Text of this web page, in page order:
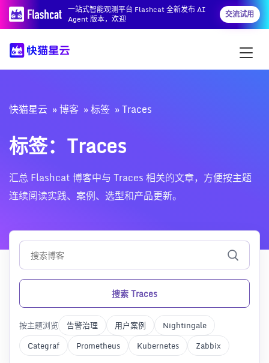
一站式智能观测平台 Flashcat 全新发布 AI
Agent 版本，欢迎
交流试用
快猫星云 博客 标签 Traces
标签：Traces
汇总 Flashcat 博客中与 Traces 相关的文章，方便按主题
连续阅读实践、案例、选型和产品更新。
搜索 Traces
按主题浏览 告警治理 用户案例
Nightingale
Categraf
Prometheus Kubernetes Zabbix